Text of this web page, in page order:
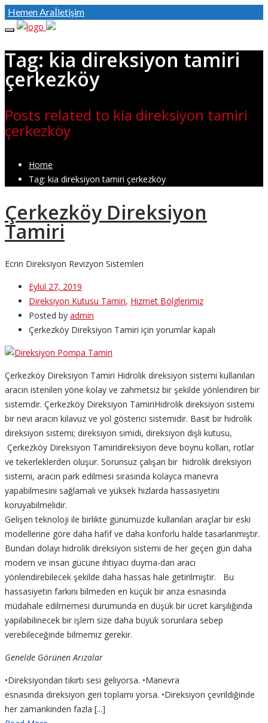
Hemen Araİletişim
Tag: kia direksiyon tamiri
çerkezköy
Posts related to kia direksiyon tamiri
çerkezköy
Home
Tag: kia direksiyon tamiri çerkezköy
Çerkezköy Direksiyon
Tamiri
Ecrin Direksiyon Revizyon Sistemleri
Eylül 27, 2019
Direksiyon Kutusu Tamiri, Hizmet Bölglerimiz
Posted by admin
Çerkezköy Direksiyon Tamiri için yorumlar kapalı
Çerkezköy Direksiyon Tamiri Hidrolik direksiyon sistemi kullanılan
aracın istenilen yöne kolay ve zahmetsiz bir şekilde yönlendiren bir
sistemdir. Çerkezköy Direksiyon TamiriHidrolik direksiyon sistemi
bir nevi aracın kılavuz ve yol gösterici sistemidir. Basit bir hidrolik
direksiyon sistemi; direksiyon simidi, direksiyon dişli kutusu,
Çerkezköy Direksiyon Tamiridireksiyon deve boynu kolları, rotlar
ve tekerleklerden oluşur. Sorunsuz çalışan bir hidrolik direksiyon
sistemi, aracın park edilmesi sırasında kolayca manevra
yapabilmesini sağlamalı ve yüksek hızlarda hassasiyetini
koruyabilmelidir.
Gelişen teknoloji ile birlikte günümüzde kullanılan araçlar bir eski
modellerine göre daha hafif ve daha konforlu halde tasarlanmıştır.
Bundan dolayı hidrolik direksiyon sistemi de her geçen gün daha
modern ve insan gücüne ihtiyacı duyma-dan aracı
yönlendirebilecek şekilde daha hassas hale getirilmiştir. Bu
hassasiyetin farkını bilmeden en küçük bir arıza esnasında
müdahale edilmemesi durumunda en düşük bir ücret karşılığında
yapılabilinecek bir işlem size daha büyük sorunlara sebep
verebileceğinde bilmemiz gerekir.
Genelde Görünen Arızalar
•Direksiyondan tıkırtı sesi geliyorsa. •Manevra
esnasında direksiyon geri toplamı yorsa. •Direksiyon çevrildiğinde
her zamankinden fazla [...]